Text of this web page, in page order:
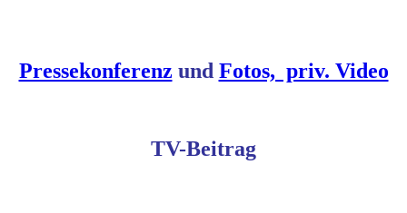
Pressekonferenz und Fotos, priv. Video
TV-Beitrag